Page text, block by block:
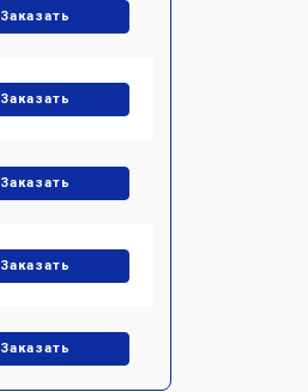
Заказать
Заказать
Заказать
Заказать
Заказать